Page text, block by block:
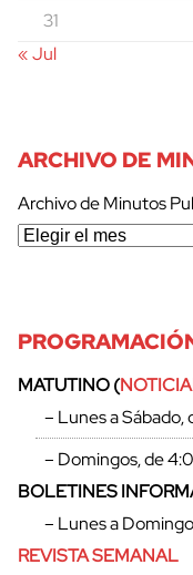
31
« Jul
ARCHIVO DE
Archivo de Minutos
MATUTINO (
– Lunes a
– Domingos, de
BOLETINES
– Lunes a
REVISTA SEMANAL